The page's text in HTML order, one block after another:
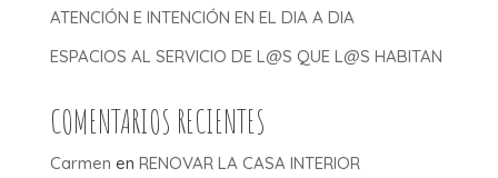
ATENCIÓN E INTENCIÓN EN EL DIA A DIA
ESPACIOS AL SERVICIO DE L@S QUE L@S HABITAN
COMENTARIOS RECIENTES
Carmen en RENOVAR LA CASA INTERIOR